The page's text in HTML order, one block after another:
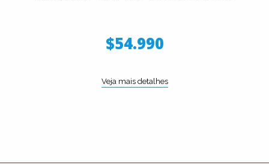
$54.990
Veja mais detalhes